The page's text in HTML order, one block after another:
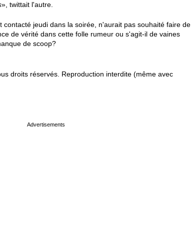
», twittait l'autre.
contacté jeudi dans la soirée, n'aurait pas souhaité faire de
de vérité dans cette folle rumeur ou s'agit-il de vaines
de scoop?
droits réservés. Reproduction interdite (même avec